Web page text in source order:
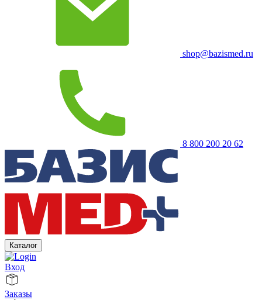
shop@bazismed.ru
8 800 200 20 62
Каталог
Вход
Заказы